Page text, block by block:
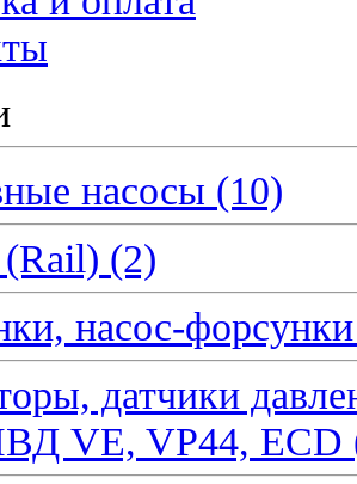
насосы (10)
(2)
насос-
датчики
VE, VP44, ECD